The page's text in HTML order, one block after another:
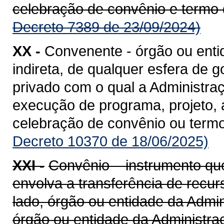
celebração de convênio e
Decreto 7389 de 23/09/2024)
XX - Convenente - órgão ou
indireta, de qualquer esfera de
privado com o qual a
execução de programa,
celebração de convênio ou
Decreto 10370 de 18/06/2025)
XXI - Convênio – instrumento
envolva a transferência de
lado, órgão ou entidade da
órgão ou entidade da